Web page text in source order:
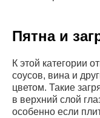
Пятна и
К этой категории
соусов, вина и
цветом. Такие
в верхний слой
особенно если